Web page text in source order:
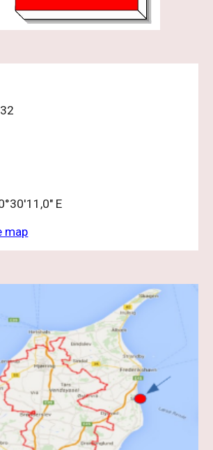
E
map